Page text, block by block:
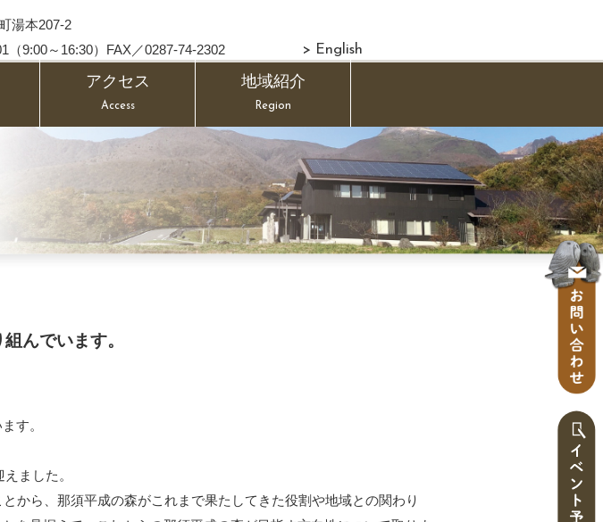
湯本207-2
（9:00～16:30）FAX／0287-74-2302
> English
アクセス
Access
地域紹介
Region
んでいます。
す。
ました。
から、那須平成の森がこれまで果たしてきた役割や地域との関わり